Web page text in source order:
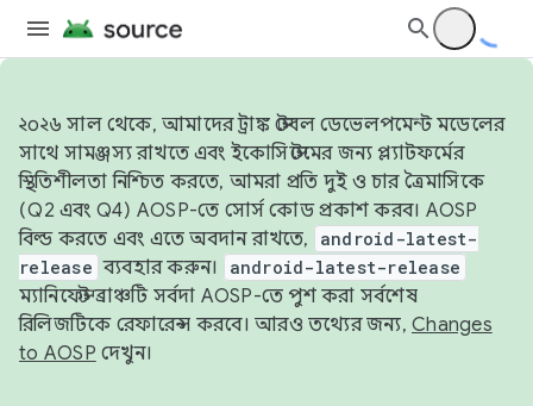
২০২৬ সাল থেকে, আমাদের ট্রাঙ্ক স্টেবল ডেভেলপমেন্ট মডেলের
সাথে সামঞ্জস্য রাখতে এবং ইকোসিস্টেমের জন্য প্ল্যাটফর্মের
স্থিতিশীলতা নিশ্চিত করতে, আমরা প্রতি দুই ও চার ত্রৈমাসিকে
(Q2 এবং Q4) AOSP-তে সোর্স কোড প্রকাশ করব। AOSP
বিল্ড করতে এবং এতে অবদান রাখতে,
android-latest-
release ব্যবহার করুন। android-latest-release
ম্যানিফেস্ট ব্রাঞ্চটি সর্বদা AOSP-তে পুশ করা সর্বশেষ
রিলিজটিকে রেফারেন্স করবে। আরও তথ্যের জন্য, Changes
to AOSP দেখুন।